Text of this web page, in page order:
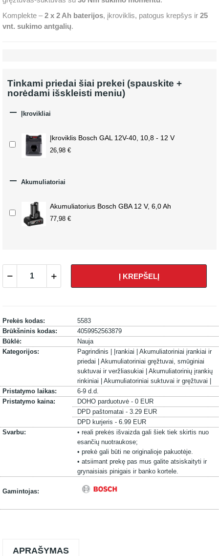
Komplekte –2 x 2 Ah baterijos, įkroviklis, patogus krepšys ir 25
vnt. sukimo antgalių.
Tinkami priedai šiai prekei (spauskite +
norėdami išskleisti meniu)
 Įkrovikliai
Įkroviklis Bosch GAL 12V-40, 10,8 - 12 V
26,98 €
 Akumuliatoriai
Akumuliatorius Bosch GBA 12 V, 6,0 Ah
77,98 €
Į KREPŠELĮ
Prekės kodas:
5583
Brūkšninis kodas:
4059952563879
Būklė:
Nauja
Kategorijos:
Pagrindinis | Įrankiai | Akumuliatoriniai įrankiai ir
priedai | Akumuliatoriniai gręžtuvai, smūginiai
suktuvai ir veržliasukiai | Akumuliatorinių įrankių
rinkiniai | Akumuliatoriniai suktuvai ir gręžtuvai |
Pristatymo laikas:
6-9 d.d.
Pristatymo kaina:
DOHO parduotuvė - 0 EUR
DPD paštomatai - 3.29 EUR
DPD kurjeris - 6.99 EUR
Svarbu:
• reali prekės išvaizda gali šiek tiek skirtis nuo
esančių nuotraukose;
• prekė gali būti ne originalioje pakuotėje.
• atsiimant prekę pas mus galite atsiskaityti ir
grynaisiais pinigais ir banko kortele.
Gamintojas:
APRAŠYMAS